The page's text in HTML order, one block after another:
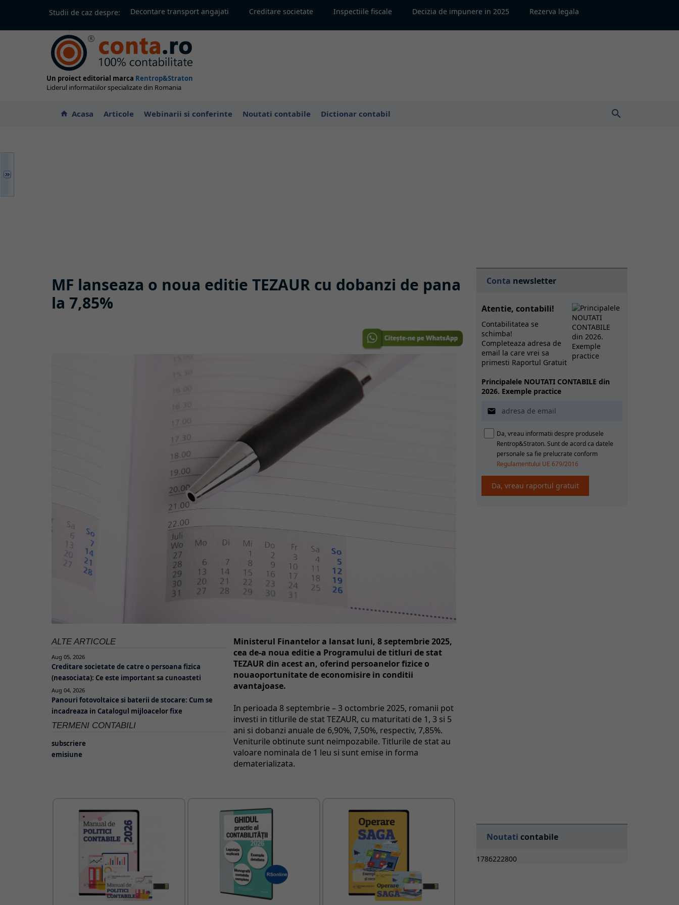
Studii de caz despre: Decontare transport angajati Creditare societate Inspectiile fiscale Decizia de impunere in 2025 Rezerva legala
Un proiect editorial marca Rentrop&Straton
Liderul informatiilor specializate din Romania
home Acasa Articole Webinarii si conferinte Noutati contabile Dictionar contabil search
MF lanseaza o noua editie TEZAUR cu dobanzi de pana
la 7,85%
ALTE ARTICOLE
Aug 05, 2026
Creditare societate de catre o persoana fizica
(neasociata): Ce este important sa cunoasteti
Aug 04, 2026
Panouri fotovoltaice si baterii de stocare: Cum se
incadreaza in Catalogul mijloacelor fixe
TERMENI CONTABILI
subscriere
emisiune
Ministerul Finantelor a lansat luni, 8 septembrie 2025,
cea de-a noua editie a Programului de titluri de stat
TEZAUR din acest an, oferind persoanelor fizice o
nouaoportunitate de economisire in conditii
avantajoase.
In perioada 8 septembrie – 3 octombrie 2025, romanii pot
investi in titlurile de stat TEZAUR, cu maturitati de 1, 3 si 5
ani si dobanzi anuale de 6,90%, 7,50%, respectiv, 7,85%.
Veniturile obtinute sunt neimpozabile. Titlurile de stat au
valoare nominala de 1 leu si sunt emise in forma
dematerializata.
Conta newsletter
Atentie, contabili!
Contabilitatea se
schimba!
Completeaza adresa de
email la care vrei sa
primesti Raportul Gratuit
Principalele NOUTATI CONTABILE din
2026. Exemple practice

Da, vreau informatii despre produsele
Rentrop&Straton. Sunt de acord ca datele
personale sa fie prelucrate conform
Regulamentului UE 679/2016
Noutati contabile
1786222800